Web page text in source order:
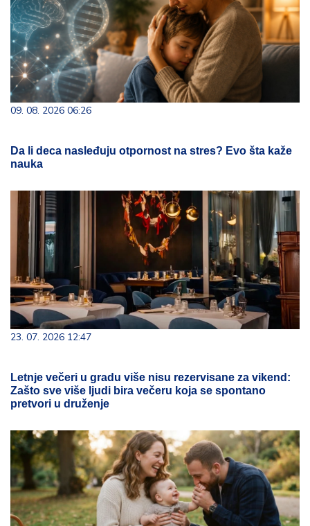
09. 08. 2026 06:26
Da li deca nasleđuju otpornost na stres? Evo šta kaže
nauka
23. 07. 2026 12:47
Letnje večeri u gradu više nisu rezervisane za vikend:
Zašto sve više ljudi bira večeru koja se spontano
pretvori u druženje